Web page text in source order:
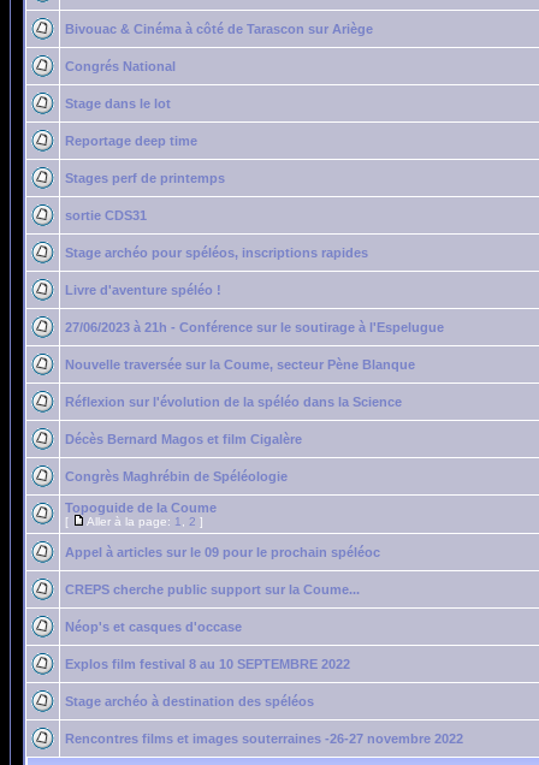
Bivouac & Cinéma à côté de Tarascon sur Ariège
Congrés National
Stage dans le lot
Reportage deep time
Stages perf de printemps
sortie CDS31
Stage archéo pour spéléos, inscriptions rapides
Livre d'aventure spéléo !
27/06/2023 à 21h - Conférence sur le soutirage à l'Espelugue
Nouvelle traversée sur la Coume, secteur Pène Blanque
Réflexion sur l'évolution de la spéléo dans la Science
Décès Bernard Magos et film Cigalère
Congrès Maghrébin de Spéléologie
Topoguide de la Coume
[ Aller à la page: 1 2 ]
Appel à articles sur le 09 pour le prochain spéléoc
CREPS cherche public support sur la Coume...
Néop's et casques d'occase
Explos film festival 8 au 10 SEPTEMBRE 2022
Stage archéo à destination des spéléos
Rencontres films et images souterraines -26-27 novembre 2022